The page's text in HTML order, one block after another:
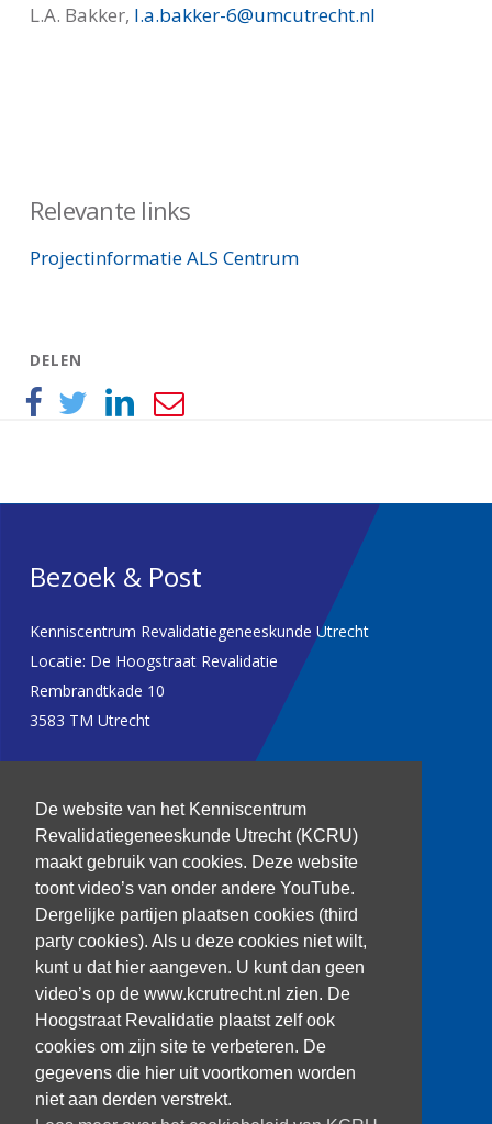
De website van het Kenniscentrum
Revalidatiegeneeskunde Utrecht (KCRU)
maakt gebruik van cookies. Deze website
toont video’s van onder andere YouTube.
Dergelijke partijen plaatsen cookies (third
party cookies). Als u deze cookies niet wilt,
kunt u dat hier aangeven. U kunt dan geen
video’s op de www.kcrutrecht.nl zien. De
Hoogstraat Revalidatie plaatst zelf ook
cookies om zijn site te verbeteren. De
gegevens die hier uit voortkomen worden
niet aan derden verstrekt.
L.A. Bakker, l.a.bakker-6@umcutrecht.nl
Relevante links
Projectinformatie ALS Centrum
DELEN
Bezoek & Post
Kenniscentrum Revalidatiegeneeskunde Utrecht
Locatie: De Hoogstraat Revalidatie
Rembrandtkade 10
3583 TM Utrecht
kenniscentrum@dehoogstraat.nl
Over het KCRU
Samenwerkingen
Onze onderzoekers
Procedure onderzoeker